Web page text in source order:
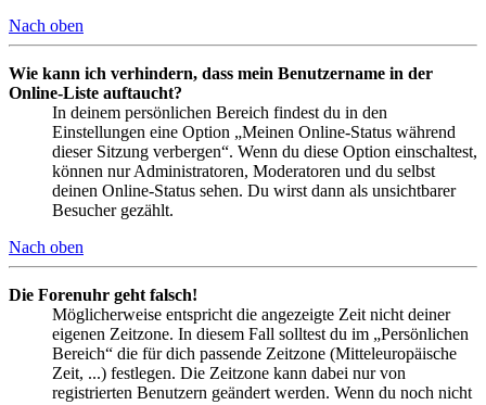
Nach oben
Wie kann ich verhindern, dass mein Benutzername in der
Online-Liste auftaucht?
In deinem persönlichen Bereich findest du in den
Einstellungen eine Option „Meinen Online-Status während
dieser Sitzung verbergen“. Wenn du diese Option einschaltest,
können nur Administratoren, Moderatoren und du selbst
deinen Online-Status sehen. Du wirst dann als unsichtbarer
Besucher gezählt.
Nach oben
Die Forenuhr geht falsch!
Möglicherweise entspricht die angezeigte Zeit nicht deiner
eigenen Zeitzone. In diesem Fall solltest du im „Persönlichen
Bereich“ die für dich passende Zeitzone (Mitteleuropäische
Zeit, ...) festlegen. Die Zeitzone kann dabei nur von
registrierten Benutzern geändert werden. Wenn du noch nicht